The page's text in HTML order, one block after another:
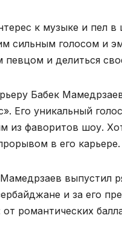
к музыке и пел
сильным голосом и
певцом и делиться
Бабек
Его уникальный
из фаворитов шоу.
в его карьере.
выпустил
и за его
романтических